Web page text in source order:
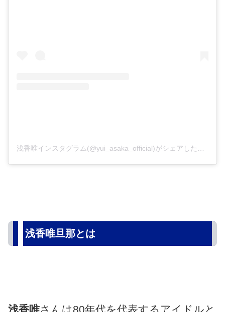
浅香唯旦那とは
浅香唯さんは80年代を代表するアイドルと